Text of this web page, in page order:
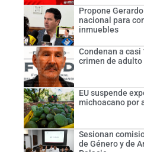
Propone
nacional para
inmuebles
Condenan a casi
crimen de adulto
EU suspende
michoacano por
Sesionan
de Género y de